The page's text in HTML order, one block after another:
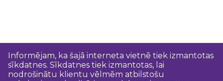
Informējam, ka šajā interneta vietnē tiek izmantotas
sīkdatnes. Sīkdatnes tiek izmantotas, lai
nodrošinātu klientu vēlmēm atbilstošu